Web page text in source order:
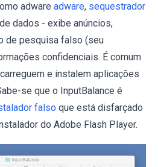
adware adware, sequestrador
dados - exibe anúncios,
de pesquisa falso (seu
confidenciais. É comum
e instalem aplicações
se que o InputBalance é
falso que está disfarçado
do Adobe Flash Player.